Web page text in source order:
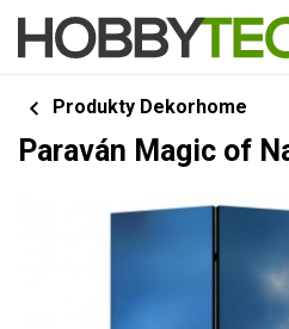
Produkty Dekorhome
Paraván Magic of